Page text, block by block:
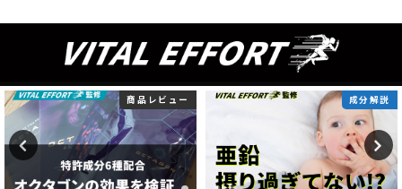
商品レビュー 成分解説